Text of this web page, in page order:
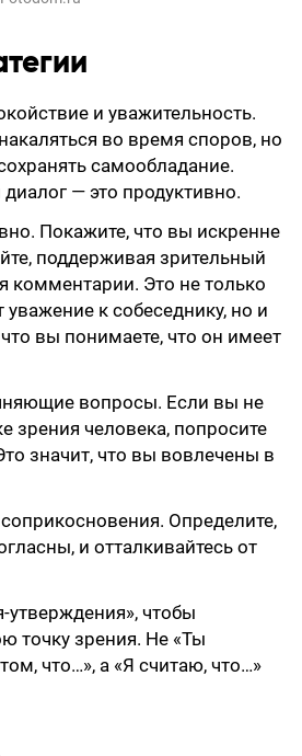
и уважительность.
во время споров, но
самообладание.
— это продуктивно.
Покажите, что вы искренне
поддерживая зрительный
комментарии. Это не только
к собеседнику, но и
вы понимаете, что он имеет
вопросы. Если вы не
зрения человека, попросите
значит, что вы вовлечены в
Определите,
и отталкивайтесь от
утверждения», чтобы
точку зрения. Не «Ты
что…», а «Я считаю, что…»